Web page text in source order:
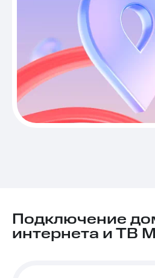
Подключение
интернета и ТВ